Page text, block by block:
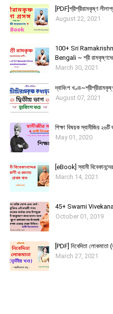
[PDF]শ্রীশ্রীরামকৃষ্ণ
August 22, 2021
100+ Sri
Bengali ~ শ্রী
March 30, 2021
দ্বাবিংশ
August 07, 2021
শিক্ষা বিষয়ক স্বামীজির ২৬টি
May 01, 2020
[eBook] স্বামী
March 14, 2021
45+ Swami
October 01, 2019
[PDF] নিবেদিতা
March 27, 2021